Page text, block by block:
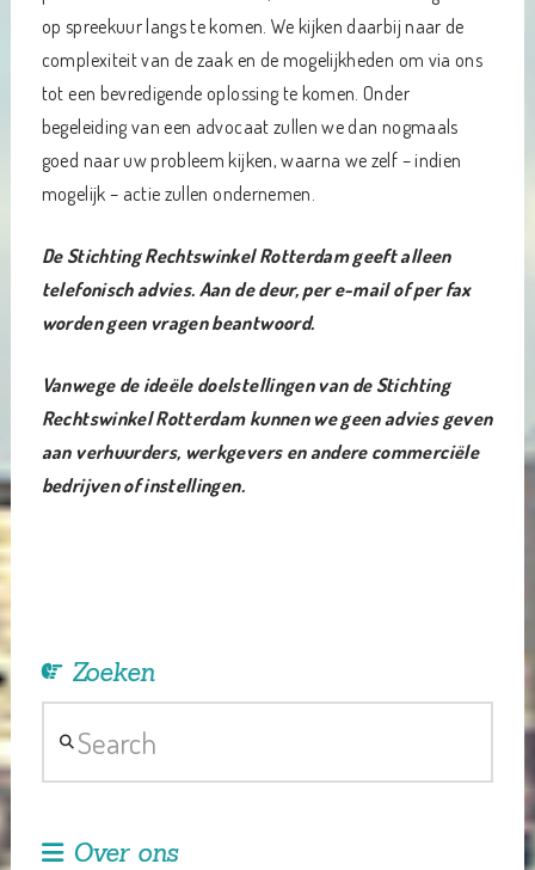
op spreekuur langs te komen. We kijken daarbij naar de
complexiteit van de zaak en de mogelijkheden om via ons
tot een bevredigende oplossing te komen. Onder
begeleiding van een advocaat zullen we dan nogmaals
goed naar uw probleem kijken, waarna we zelf – indien
mogelijk – actie zullen ondernemen.
De Stichting Rechtswinkel Rotterdam geeft alleen
telefonisch advies. Aan de deur, per e-mail of per fax
worden geen vragen beantwoord.
Vanwege de ideële doelstellingen van de Stichting
Rechtswinkel Rotterdam kunnen we geen advies geven
aan verhuurders, werkgevers en andere commerciële
bedrijven of instellingen.
Zoeken
Over ons